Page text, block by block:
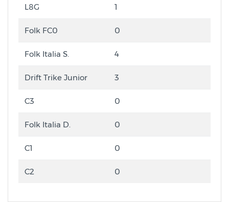
L8G 1
Folk FC0 0
Folk Italia S. 4
Drift Trike Junior 3
C3 0
Folk Italia D. 0
C1 0
C2 0